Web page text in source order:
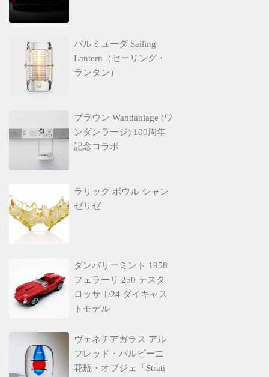
バルミューダ Sailing
Lantern（セーリング・
ランタン）
ブラウン Wandanlage (ワ
ンダンラージ) 100周年
記念コラボ
ラリック ボウル シャン
ゼリゼ
ダンバリーミント 1958
フェラーリ 250 テスタ
ロッサ 1/24 ダイキャス
トモデル
ヴェネチアガラス アル
フレッド・バルビーニ
花瓶・オブジェ「Strati